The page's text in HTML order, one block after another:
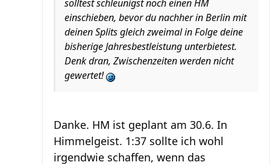
solltest schleunigst noch einen HM
einschieben, bevor du nachher in Berlin mit
deinen Splits gleich zweimal in Folge deine
bisherige Jahresbestleistung unterbietest.
Denk dran, Zwischenzeiten werden nicht
gewertet!
Danke. HM ist geplant am 30.6. In
Himmelgeist. 1:37 sollte ich wohl
irgendwie schaffen, wenn das